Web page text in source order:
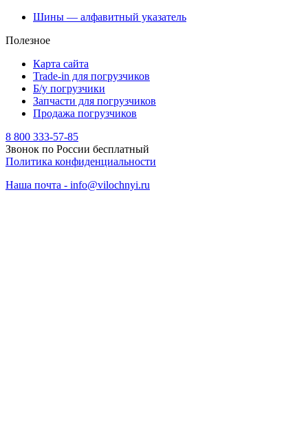
Шины — алфавитный указатель
Полезное
Карта сайта
Trade-in для погрузчиков
Б/у погрузчики
Запчасти для погрузчиков
Продажа погрузчиков
8 800 333-57-85
Звонок по России бесплатный
Политика конфиденциальности
Наша почта - info@vilochnyi.ru